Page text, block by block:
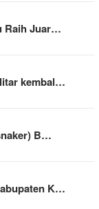
Raih Juar…
kembal…
B…
K…